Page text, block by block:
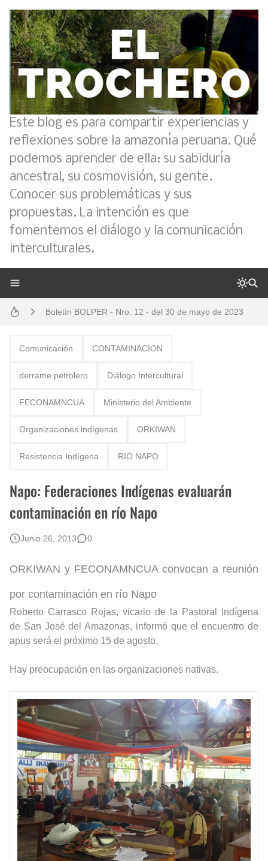
Este blog es para compartir experiencias y
reflexiones sobre la amazonía peruana. Qué
podemos aprender de ella: su sabiduría
ancestral, su cosmovisión, su gente.
Conocer sus problemáticas y sus
propuestas. La intención es que
fomentemos el diálogo y la comunicación
interculturales.
Boletín BOLPER - Nro. 11 - del 30 de abril de 2023
Análisis: Metodología de transversalización enfoque intercultural
Boletín BOLPER - Nro. 10 - del 31 de marzo de 2023
Opción por los pueblos indígenas
Boletín BOLPER - Nro. 12 - del 30 de mayo de 2023
Gestión de bosques tropicales en la región Loreto
Comunicación CONTAMINACION
derrame petrolero Diálogo Intercultural
FECONAMNCUA Ministerio del Ambiente
Organizaciones indígenas ORKIWAN
Resistencia Indígena RIO NAPO
Napo: Federaciones Indígenas evaluarán
contaminación en río Napo
Junio 26, 2013 0
ORKIWAN y FECONAMNCUA convocan a reunión
por contaminación en río Napo
Roberto Carrasco Rojas, vicario de la Pastoral Indígena
de San José del Amazonas, informó que el encuentro de
apus será el próximo 15 de agosto.
Hay preocupación en las organizaciones nativas.